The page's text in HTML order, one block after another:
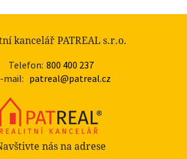
kancelář PATREAL s.r.o.
Telefon: 800 400 237
mail: patreal@patreal.cz
nás na adrese